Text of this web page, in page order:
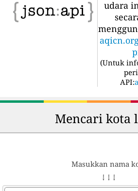
udara
(Untuk
API:
Mencari kota
Masukkan nama
↓ ↓ ↓